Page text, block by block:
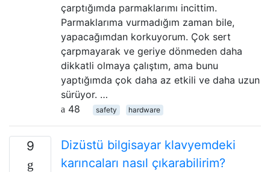
çarptığımda parmaklarımı incittim.
Parmaklarıma vurmadığım zaman bile,
yapacağımdan korkuyorum. Çok sert
çarpmayarak ve geriye dönmeden daha
dikkatli olmaya çalıştım, ama bunu
yaptığımda çok daha az etkili ve daha uzun
sürüyor. …
48
safety hardware
9
Dizüstü bilgisayar klavyemdeki
karıncaları nasıl çıkarabilirim?